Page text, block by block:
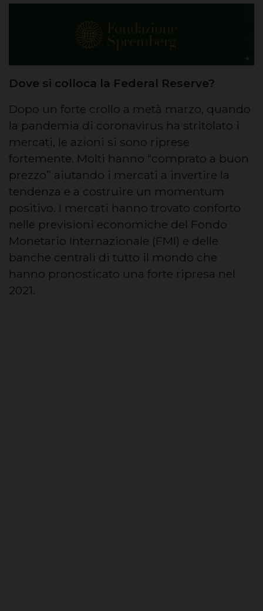
Dove si colloca la Federal Reserve?
Dopo un forte crollo a metà marzo, quando
la pandemia di coronavirus ha stritolato i
mercati, le azioni si sono riprese
fortemente. Molti hanno “comprato a buon
prezzo” aiutando i mercati a invertire la
tendenza e a costruire un momentum
positivo. I mercati hanno trovato conforto
nelle previsioni economiche del Fondo
Monetario Internazionale (FMI) e delle
banche centrali di tutto il mondo che
hanno pronosticato una forte ripresa nel
2021.